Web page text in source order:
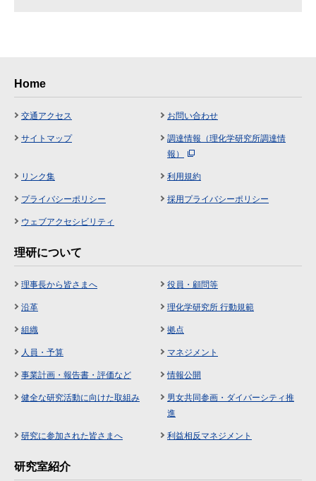
Home
交通アクセス お問い合わせ
サイトマップ
調達情報（理化学研究所調達情
報）
リンク集 利用規約
プライバシーポリシー 採用プライバシーポリシー
ウェブアクセシビリティ
理研について
理事長から皆さまへ 役員・顧問等
沿革 理化学研究所 行動規範
組織 拠点
人員・予算 マネジメント
事業計画・報告書・評価など 情報公開
健全な研究活動に向けた取組み
男女共同参画・ダイバーシティ推
進
研究に参加された皆さまへ 利益相反マネジメント
研究室紹介